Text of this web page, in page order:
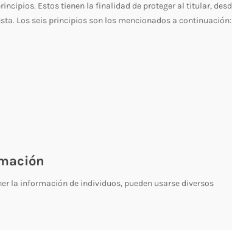
Estos tienen la finalidad de proteger al titular,
Los seis principios son los mencionados a continuación:
la información de individuos, pueden usarse diversos